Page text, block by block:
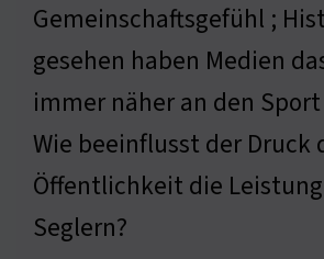
Gemeinschaftsgefühl ;
gesehen haben Medien
immer näher an den
Wie beeinflusst der Druck
Öffentlichkeit die
Seglern?